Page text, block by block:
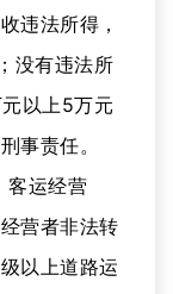
违法所得，
没有违法所
以上5万元
事责任。
客运经营
营者非法转
以上道路运